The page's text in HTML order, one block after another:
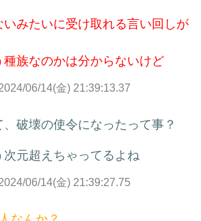
みたいに受け取れる言い回しが
種族なのかは分からないけど
06/14(金) 21:39:13.37
破壊の使令になったって事？
元超えちゃってるよね
06/14(金) 21:39:27.75